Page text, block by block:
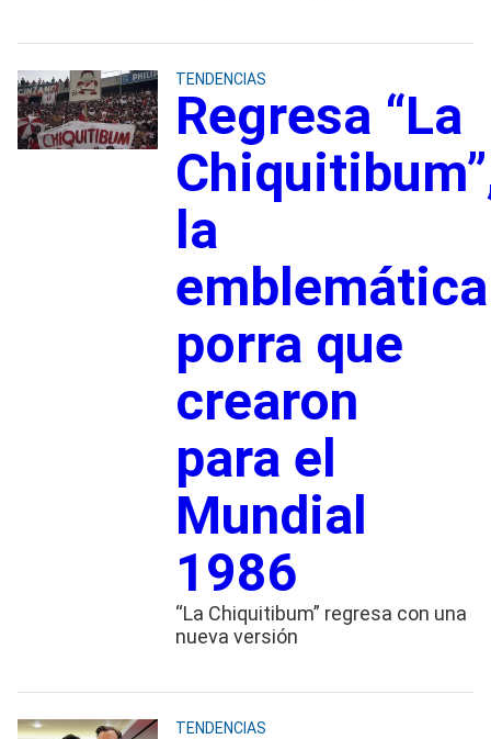
TENDENCIAS
Regresa “La
la
emblemática
porra que
crearon
para el
Mundial
1986
“La Chiquitibum” regresa con una
nueva versión
TENDENCIAS